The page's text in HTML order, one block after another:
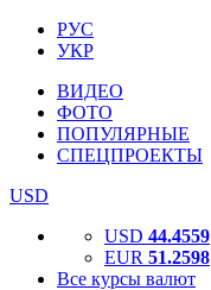
РУС
УКР
ВИДЕО
ФОТО
ПОПУЛЯРНЫЕ
СПЕЦПРОЕКТЫ
USD
USD 44.4559
EUR 51.2598
Все курсы валют